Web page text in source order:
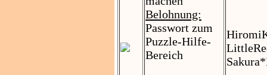
Belohnung:
Passwort zum
Puzzle-Hilfe-
Bereich